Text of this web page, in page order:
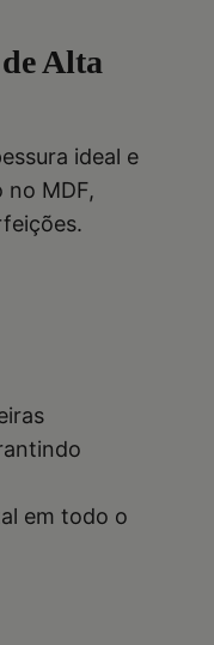
Alta
ideal e
no MDF,
em todo o